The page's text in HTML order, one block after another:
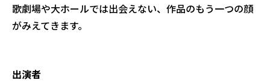
歌劇場や大ホールでは出会えない、作品のもう一つの顔
がみえてきます。
出演者